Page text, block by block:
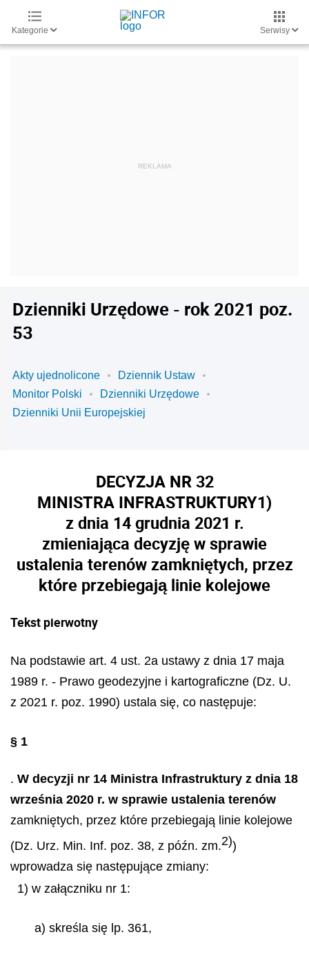
Kategorie Serwisy
Dzienniki Urzędowe - rok 2021 poz.
53
Akty ujednolicone
Dziennik Ustaw
Monitor Polski
Dzienniki Urzędowe
Dzienniki Unii Europejskiej
DECYZJA NR 32
MINISTRA INFRASTRUKTURY1)
z dnia 14 grudnia 2021 r.
zmieniająca decyzję w sprawie
ustalenia terenów zamkniętych, przez
które przebiegają linie kolejowe
Tekst pierwotny
Na podstawie art. 4 ust. 2a ustawy z dnia 17 maja
1989 r. - Prawo geodezyjne i kartograficzne (Dz. U.
z 2021 r. poz. 1990) ustala się, co następuje:
§ 1
. W decyzji nr 14 Ministra Infrastruktury z dnia 18
września 2020 r. w sprawie ustalenia terenów
zamkniętych, przez które przebiegają linie kolejowe
(Dz. Urz. Min. Inf. poz. 38, z późn. zm.2))
wprowadza się następujące zmiany:
1) w załączniku nr 1:
a) skreśla się lp. 361,